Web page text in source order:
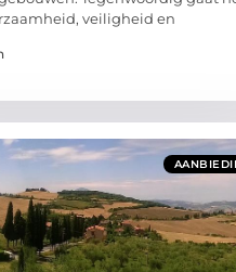
veiligheid en